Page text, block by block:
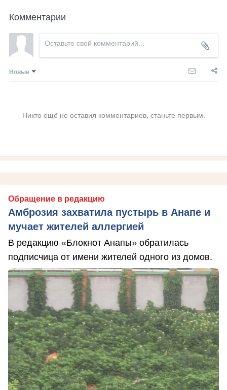
Комментарии
Новые
Никто ещё не оставил комментариев, станьте первым.
Обращение в редакцию
Амброзия захватила пустырь в Анапе и
мучает жителей аллергией
В редакцию «Блокнот Анапы» обратилась
подписчица от имени жителей одного из домов.